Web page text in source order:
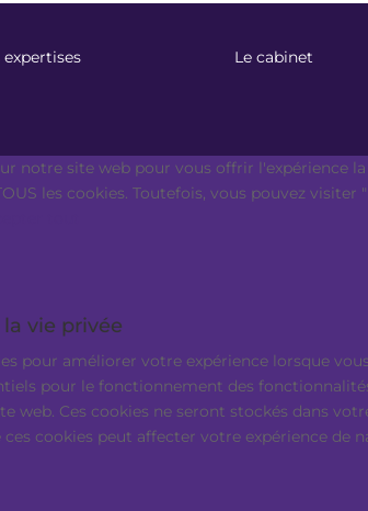
expertises Le cabinet
notre site web pour vous offrir l'expérience
les cookies. Toutefois, vous pouvez
vie privée
pour améliorer votre expérience lorsque
pour le fonctionnement des
web. Ces cookies ne seront stockés dans
cookies peut affecter votre expérience de